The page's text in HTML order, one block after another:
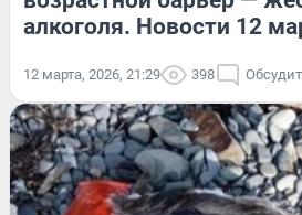
алкоголя. Новости 12
12 марта, 2026, 21:29 398